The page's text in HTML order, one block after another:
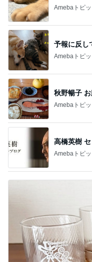
Amebaトピッ
予報に反し
Amebaトピッ
秋野暢子
Amebaトピッ
高橋英樹
Amebaトピッ